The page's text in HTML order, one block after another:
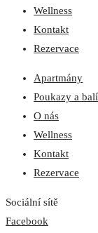
Wellness
Kontakt
Rezervace
Apartmány
Poukazy a
O nás
Wellness
Kontakt
Rezervace
Sociální sítě
Facebook